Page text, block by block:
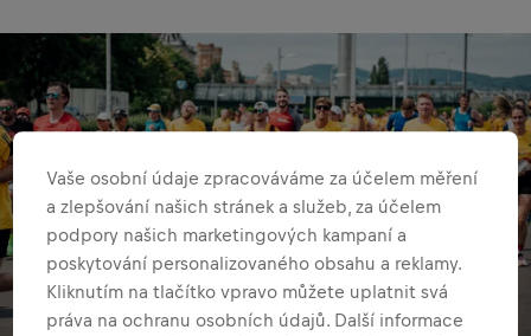
Vaše osobní údaje zpracováváme za účelem měření
a zlepšování našich stránek a služeb, za účelem
podpory našich marketingových kampaní a
poskytování personalizovaného obsahu a reklamy.
Kliknutím na tlačítko vpravo můžete uplatnit svá
práva na ochranu osobních údajů. Další informace